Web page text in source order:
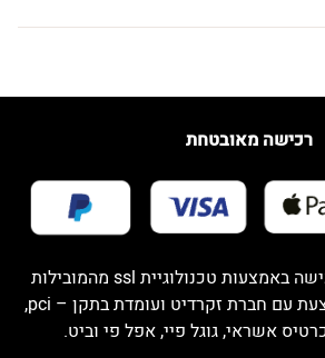
רכישה מאובטחת
אתרינו מאובטח לרכישה באמצעות טכנולוגיית ssl מהמובילות
בעולם. הסליקה מתבצעת עם חברת זקרדיט ועומדת בתקן – pci,
אשראי, גוגל פיי, אפל פי וביט.